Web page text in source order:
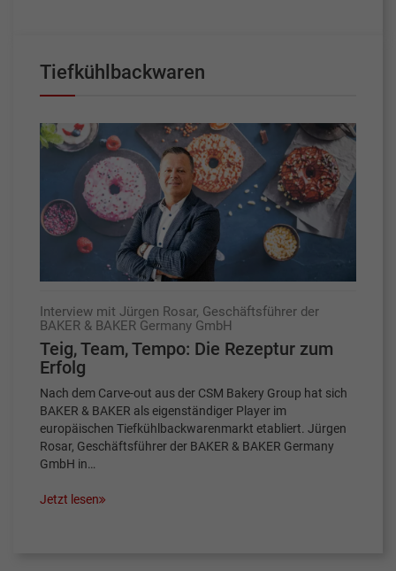
Tiefkühlbackwaren
Interview mit Jürgen Rosar, Geschäftsführer der
BAKER & BAKER Germany GmbH
Teig, Team, Tempo: Die Rezeptur zum
Erfolg
Nach dem Carve-out aus der CSM Bakery Group hat sich
BAKER & BAKER als eigenständiger Player im
europäischen Tiefkühlbackwarenmarkt etabliert. Jürgen
Rosar, Geschäftsführer der BAKER & BAKER Germany
GmbH in…
Jetzt lesen